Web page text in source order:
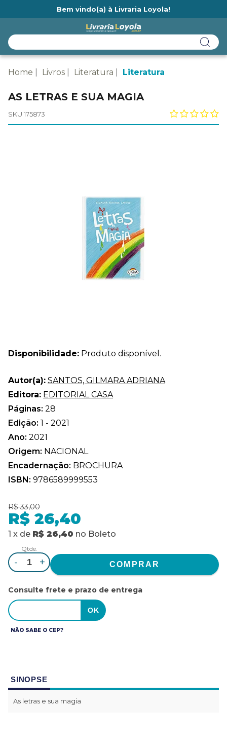
Bem vindo(a) à Livraria Loyola!
Home Livros Literatura Literatura
AS LETRAS E SUA MAGIA
SKU 175873
Disponibilidade: Produto disponível.
Autor(a): SANTOS, GILMARA ADRIANA
Editora: EDITORIAL CASA
Páginas: 28
Edição: 1 - 2021
Ano: 2021
Origem: NACIONAL
Encadernação: BROCHURA
ISBN: 9786589999553
R$ 33,00
R$ 26,40
1 x de R$ 26,40 no Boleto
Qtde.
- +
Consulte frete e prazo de entrega
NÃO SABE O CEP?
SINOPSE
As letras e sua magia